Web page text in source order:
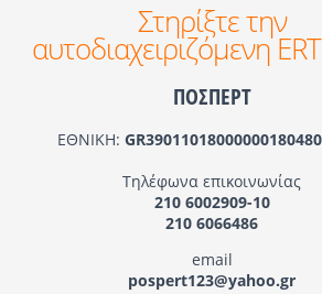
Στηρίξτε την
αυτοδιαχειριζόμενη
ΠΟΣΠΕΡΤ
ΕΘΝΙΚΗ:
Τηλέφωνα επικοινωνίας
210 6002909-10
210 6066486
email
pospert123@yahoo.gr